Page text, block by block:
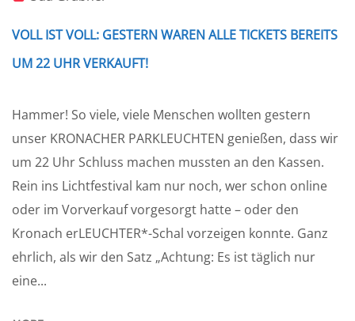
VOLL IST VOLL: GESTERN WAREN ALLE TICKETS BEREITS
UM 22 UHR VERKAUFT!
Hammer! So viele, viele Menschen wollten gestern
unser KRONACHER PARKLEUCHTEN genießen, dass wir
um 22 Uhr Schluss machen mussten an den Kassen.
Rein ins Lichtfestival kam nur noch, wer schon online
oder im Vorverkauf vorgesorgt hatte – oder den
Kronach erLEUCHTER*-Schal vorzeigen konnte. Ganz
ehrlich, als wir den Satz „Achtung: Es ist täglich nur
eine...